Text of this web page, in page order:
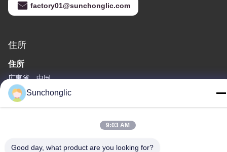
factory01@sunchonglic.com
住所
住所
広東省、中国
Tel
Sunchonglic
9:03 AM
Good day, what product are you looking for?